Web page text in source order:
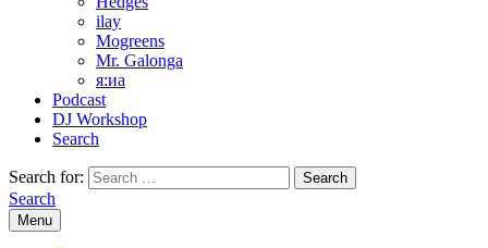
ilay
Mogreens
Mr. Galonga
я:иа
Podcast
DJ Workshop
Search
Search for:
Search
Menu